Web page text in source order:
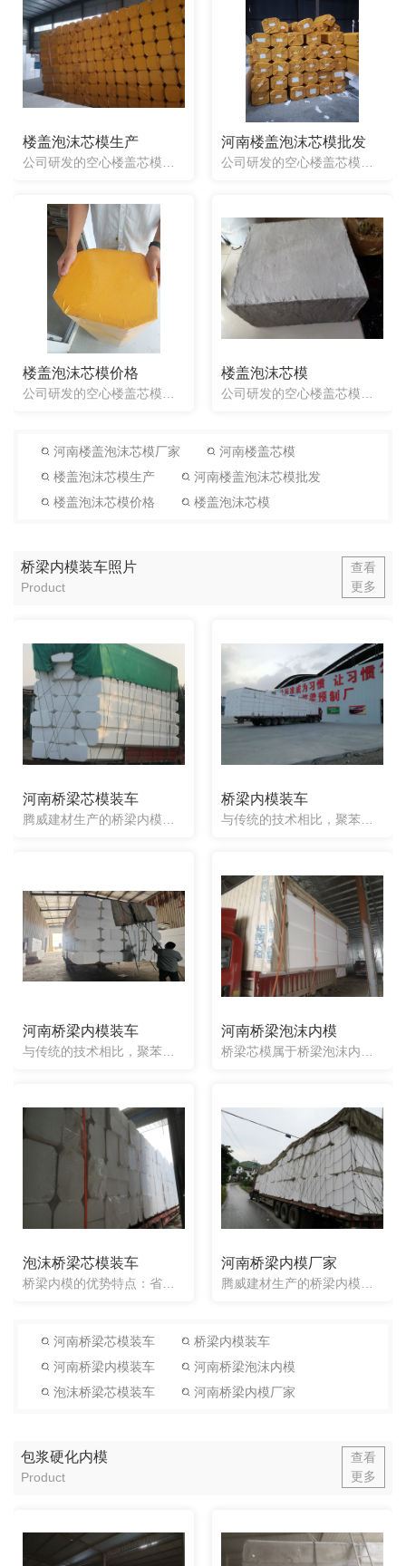
楼盖泡沫芯模生产 河南楼盖泡沫芯模批发
楼盖泡沫芯模价格
公司研发的空心楼盖芯模具有品种全、重量轻、造价低、施工方便、抗震能力强、建筑跨度大、隔音、保温、防晒、省工、提高施工效率等特点，特别适用于大跨度、大荷载、大空间的多层建筑，如商业楼、办公楼、图书馆、展...
楼盖泡沫芯模
公司研发的空心楼盖芯模具有品种全、重量轻、造价低、施工方便、抗震能力强、建筑跨度大、隔音、保温、防晒、省工、提高施工效率等特点，特别适用于大跨度、大荷载、大空间的多层建筑，如商业楼、办公楼、图书馆、展...
河南楼盖泡沫芯模厂家
河南楼盖芯模
楼盖泡沫芯模生产
河南楼盖泡沫芯模批发
楼盖泡沫芯模价格
楼盖泡沫芯模
桥梁内模装车照片
Product
查看
更多
河南桥梁芯模装车 桥梁内模装车
河南桥梁内模装车 河南桥梁泡沫内模
泡沫桥梁芯模装车 河南桥梁内模厂家
河南桥梁芯模装车
桥梁内模装车
河南桥梁内模装车
河南桥梁泡沫内模
泡沫桥梁芯模装车
河南桥梁内模厂家
包浆硬化内模
Product
查看
更多